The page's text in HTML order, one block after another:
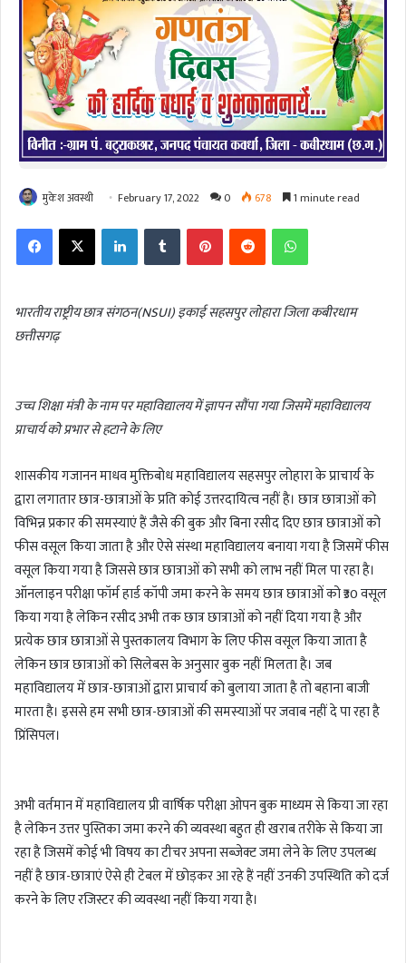
मुकेश अवस्थी February 17, 2022 0 678 1 minute read
FacebookX LinkedInTumblr PinterestReddit WhatsApp
भारतीय राष्ट्रीय छात्र संगठन(NSUI) इकाई सहसपुर लोहारा जिला कबीरधाम
छत्तीसगढ़
उच्च शिक्षा मंत्री के नाम पर महाविद्यालय में ज्ञापन सौंपा गया जिसमें महाविद्यालय
प्राचार्य को प्रभार से हटाने के लिए
शासकीय गजानन माधव मुक्तिबोध महाविद्यालय सहसपुर लोहारा के प्राचार्य के
द्वारा लगातार छात्र-छात्राओं के प्रति कोई उत्तरदायित्व नहीं है। छात्र छात्राओं को
विभिन्न प्रकार की समस्याएं हैं जैसे की बुक और बिना रसीद दिए छात्र छात्राओं को
फीस वसूल किया जाता है और ऐसे संस्था महाविद्यालय बनाया गया है जिसमें फीस
वसूल किया गया है जिससे छात्र छात्राओं को सभी को लाभ नहीं मिल पा रहा है।
ऑनलाइन परीक्षा फॉर्म हार्ड कॉपी जमा करने के समय छात्र छात्राओं को ₹30 वसूल
किया गया है लेकिन रसीद अभी तक छात्र छात्राओं को नहीं दिया गया है और
प्रत्येक छात्र छात्राओं से पुस्तकालय विभाग के लिए फीस वसूल किया जाता है
लेकिन छात्र छात्राओं को सिलेबस के अनुसार बुक नहीं मिलता है। जब
महाविद्यालय में छात्र-छात्राओं द्वारा प्राचार्य को बुलाया जाता है तो बहाना बाजी
मारता है। इससे हम सभी छात्र-छात्राओं की समस्याओं पर जवाब नहीं दे पा रहा है
प्रिंसिपल।
अभी वर्तमान में महाविद्यालय प्री वार्षिक परीक्षा ओपन बुक माध्यम से किया जा रहा
है लेकिन उत्तर पुस्तिका जमा करने की व्यवस्था बहुत ही खराब तरीके से किया जा
रहा है जिसमें कोई भी विषय का टीचर अपना सब्जेक्ट जमा लेने के लिए उपलब्ध
नहीं है छात्र-छात्राएं ऐसे ही टेबल में छोड़कर आ रहे हैं नहीं उनकी उपस्थिति को दर्ज
करने के लिए रजिस्टर की व्यवस्था नहीं किया गया है।